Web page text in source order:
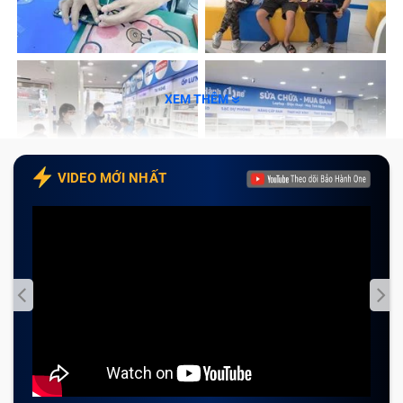
phím laptop Asus ROG Zephyrus G15 tại Bảo Hành
Tạm kết
Dấu hiệu nhận biết bàn phím laptop
chữa?
xuất phân bổ hợp lý với thiết kế bằng phẳng để đảm
Tuy nhiên, trong quá trình sử dụng không cẩn
thận, laptop Asus ROG Zephyrus G15 xuất hiện lỗi bàn
XEM THÊM
VIDEO MỚI NHẤT